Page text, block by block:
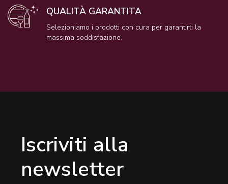
QUALITÀ GARANTITA
Selezioniamo i prodotti con cura per garantirti la
massima soddisfazione.
Iscriviti alla
newsletter